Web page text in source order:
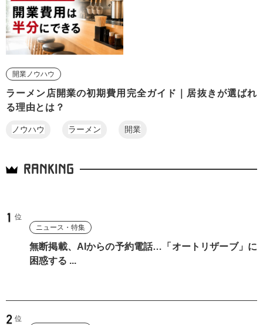
開業ノウハウ
ラーメン店開業の初期費用完全ガイド｜居抜きが選ばれ
る理由とは？
ノウハウ ラーメン 開業
RANKING
ニュース・特集
無断掲載、AIからの予約電話…「オートリザーブ」に
困惑する ...